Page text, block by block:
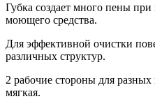
Губка создает много пены
моющего средства.
Для эффективной очистки
различных структур.
2 рабочие стороны для разных
мягкая.